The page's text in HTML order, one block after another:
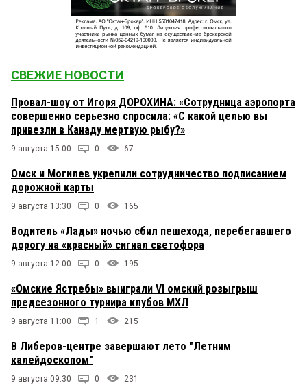
СВЕЖИЕ НОВОСТИ
Провал-шоу от Игоря ДОРОХИНА: «Сотрудница аэропорта
совершенно серьезно спросила: «С какой целью вы
привезли в Канаду мертвую рыбу?»
9 августа 15:00 0 67
Омск и Могилев укрепили сотрудничество подписанием
дорожной карты
9 августа 13:30 0 165
Водитель «Лады» ночью сбил пешехода, перебегавшего
дорогу на «красный» сигнал светофора
9 августа 12:00 0 195
«Омские Ястребы» выиграли VI омский розыгрыш
предсезонного турнира клубов МХЛ
9 августа 11:00 1 215
В Либеров-центре завершают лето "Летним
калейдоскопом"
9 августа 09:30 0 231